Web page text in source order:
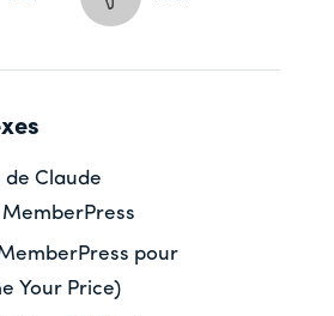
Claude
pour
Your Price)